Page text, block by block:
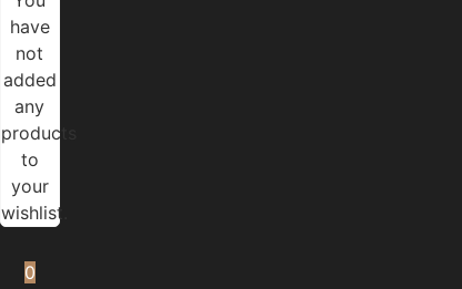
have
not
added
any
products
to
your
wishlist.
0